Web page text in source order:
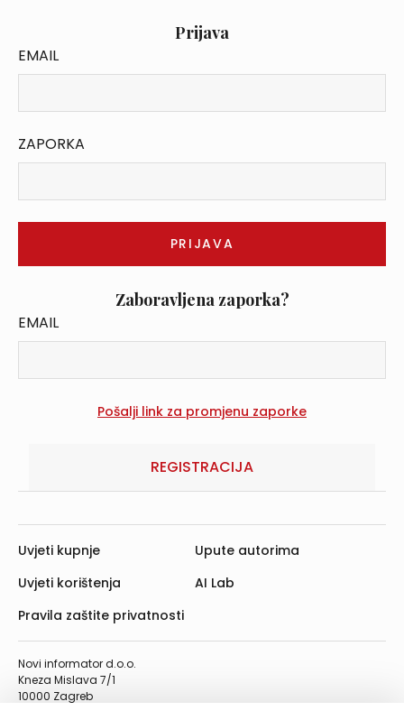
Prijava
EMAIL
ZAPORKA
Zaboravljena zaporka?
EMAIL
REGISTRACIJA
Novi informator d.o.o.
Kneza Mislava 7/1
10000 Zagreb
Uvjeti kupnje
Uvjeti korištenja
Pravila zaštite privatnosti
Upute autorima
AI Lab